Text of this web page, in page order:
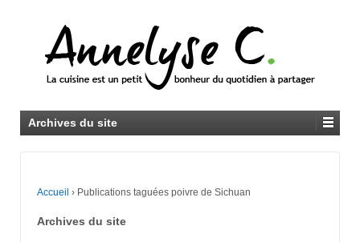
Archives du site
Accueil › Publications taguées poivre de Sichuan
Archives du site